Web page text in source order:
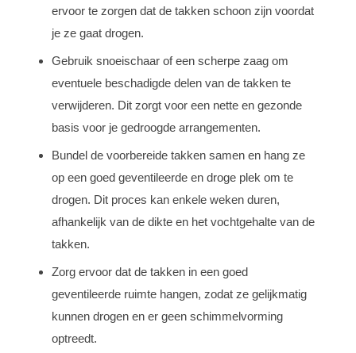
ervoor te zorgen dat de takken schoon zijn voordat
je ze gaat drogen.
Gebruik snoeischaar of een scherpe zaag om
eventuele beschadigde delen van de takken te
verwijderen. Dit zorgt voor een nette en gezonde
basis voor je gedroogde arrangementen.
Bundel de voorbereide takken samen en hang ze
op een goed geventileerde en droge plek om te
drogen. Dit proces kan enkele weken duren,
afhankelijk van de dikte en het vochtgehalte van de
takken.
Zorg ervoor dat de takken in een goed
geventileerde ruimte hangen, zodat ze gelijkmatig
kunnen drogen en er geen schimmelvorming
optreedt.